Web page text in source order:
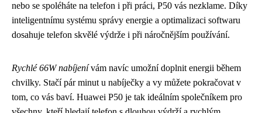
nebo se spoléháte na telefon i při práci, P50 vás nezklame. Díky
inteligentnímu systému správy energie a optimalizaci softwaru
dosahuje telefon skvělé výdrže i při náročnějším používání.
Rychlé 66W nabíjenívám navíc umožní doplnit energii během
chvilky. Stačí pár minut u nabíječky a vy můžete pokračovat v
tom, co vás baví. Huawei P50 je tak ideálním společníkem pro